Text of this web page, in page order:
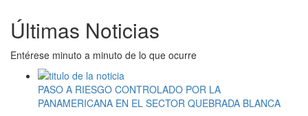
Últimas Noticias
Entérese minuto a minuto de lo que ocurre
PASO A RIESGO CONTROLADO POR LA
PANAMERICANA EN EL SECTOR QUEBRADA BLANCA